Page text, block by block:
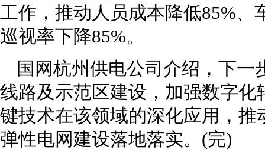
工作，推动人员成本降低85%、
巡视率下降85%。
国网杭州供电公司介绍，下
线路及示范区建设，加强数字
键技术在该领域的深化应用，
弹性电网建设落地落实。(完)